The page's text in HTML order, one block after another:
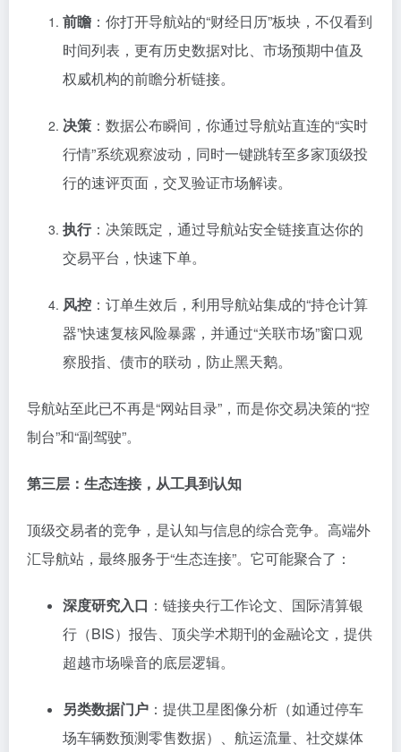
前瞻 ：你打开导航站的“财经日历”板块，不仅看到
时间列表，更有历史数据对比、市场预期中值及
权威机构的前瞻分析链接。
决策 ：数据公布瞬间，你通过导航站直连的“实时
行情”系统观察波动，同时一键跳转至多家顶级投
行的速评页面，交叉验证市场解读。
执行：决策既定，通过导航站安全链接直达你的
交易平台，快速下单。
风控 ：订单生效后，利用导航站集成的“持仓计算
器”快速复核风险暴露，并通过“关联市场”窗口观
察股指、债市的联动，防止黑天鹅。
导航站至此已不再是“网站目录”，而是你交易决策的“控
制台”和“副驾驶”。
第三层：生态连接，从工具到认知
顶级交易者的竞争，是认知与信息的综合竞争。高端外
汇导航站，最终服务于“生态连接”。它可能聚合了：
深度研究入口 ：链接央行工作论文、国际清算银
行（BIS）报告、顶尖学术期刊的金融论文，提供
超越市场噪音的底层逻辑。
另类数据门户 ：提供卫星图像分析（如通过停车
场车辆数预测零售数据）、航运流量、社交媒体